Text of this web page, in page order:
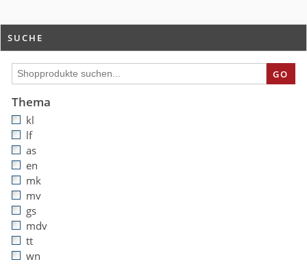
SUCHE
GO
Thema
kl
lf
as
en
mk
mv
gs
mdv
tt
wn